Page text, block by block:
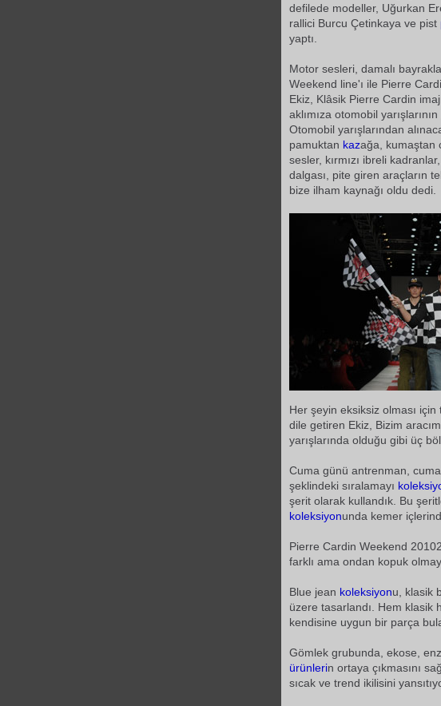
defilede modeller, Uğurkan
rallici Burcu Çetinkaya ve pist
yaptı.
Motor sesleri, damalı
Weekend line'ı ile Pierre
Ekiz, Klâsik Pierre Cardin
aklımıza otomobil
Otomobil yarışlarından
pamuktan kazağa, kumaştan
sesler, kırmızı ibreli
dalgası, pite giren araçların
bize ilham kaynağı oldu dedi.
Her şeyin eksiksiz olması için
dile getiren Ekiz, Bizim
yarışlarında olduğu gibi üç
Cuma günü antrenman,
şeklindeki sıralamayı
şerit olarak kullandık. Bu
koleksiyonunda kemer
Pierre Cardin Weekend
farklı ama ondan kopuk
Blue jean koleksiyonu, klasik
üzere tasarlandı. Hem klasik
kendisine uygun bir parça
Gömlek grubunda, ekose,
ürünlerin ortaya çıkmasını
sıcak ve trend ikilisini